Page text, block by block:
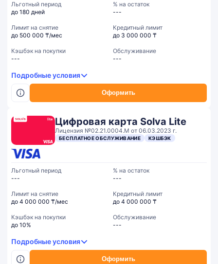
Оформить
Льготный период
до 180 дней
% на остаток
---
Лимит на снятие
до 500 000 ₸/мес
Кредитный лимит
до 3 000 000 ₸
Кэшбэк на покупки
---
Обслуживание
---
Подробные условия
Цифровая карта Solva Lite
Лицензия №02.21.0004.М от 06.03.2023 г.
БЕСПЛАТНОЕ ОБСЛУЖИВАНИЕ КЭШБЭК
Оформить
Льготный период
---
% на остаток
---
Лимит на снятие
до 4 000 000 ₸/мес
Кредитный лимит
до 4 000 000 ₸
Кэшбэк на покупки
до 10%
Обслуживание
---
Подробные условия